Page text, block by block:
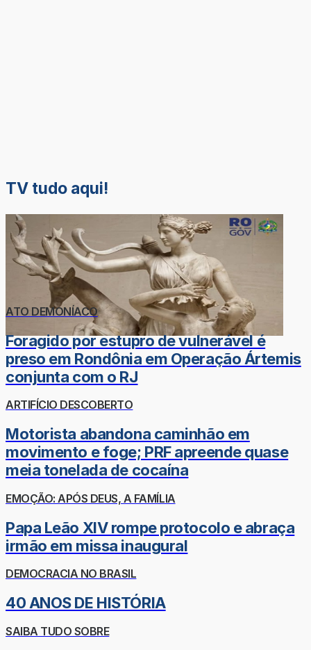
TV tudo aqui!
ATO DEMONÍACO
Foragido por estupro de vulnerável é
preso em Rondônia em Operação Ártemis
conjunta com o RJ
ARTIFÍCIO DESCOBERTO
Motorista abandona caminhão em
movimento e foge; PRF apreende quase
meia tonelada de cocaína
EMOÇÃO: APÓS DEUS, A FAMÍLIA
Papa Leão XIV rompe protocolo e abraça
irmão em missa inaugural
DEMOCRACIA NO BRASIL
40 ANOS DE HISTÓRIA
SAIBA TUDO SOBRE